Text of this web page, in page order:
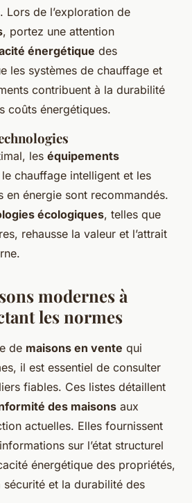
Lors de l’exploration de
, portez une attention
énergétique des
les systèmes de chauffage et
contribuent à la durabilité
coûts énergétiques.
les équipements
chauffage intelligent et les
en énergie sont recommandés.
écologiques, telles que
rehausse la valeur et l’attrait
modernes à
les normes
de maisons en vente qui
il est essentiel de consulter
fiables. Ces listes détaillent
des maisons aux
actuelles. Elles fournissent
sur l’état structurel
énergétique des propriétés,
sécurité et la durabilité des